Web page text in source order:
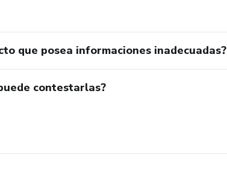
que posea informaciones inadecuadas?
contestarlas?